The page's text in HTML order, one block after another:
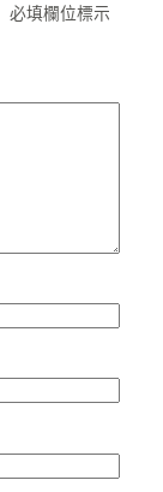
必填欄位標示